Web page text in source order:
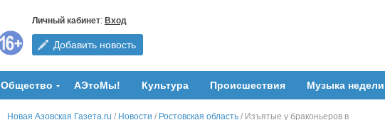
Личный кабинет: Вход
Добавить новость
Общество АЭтоМы! Культура Происшествия Музыка недели
Новая Азовская Газета.ru / Новости / Ростовская область / Изъятые у браконьеров в